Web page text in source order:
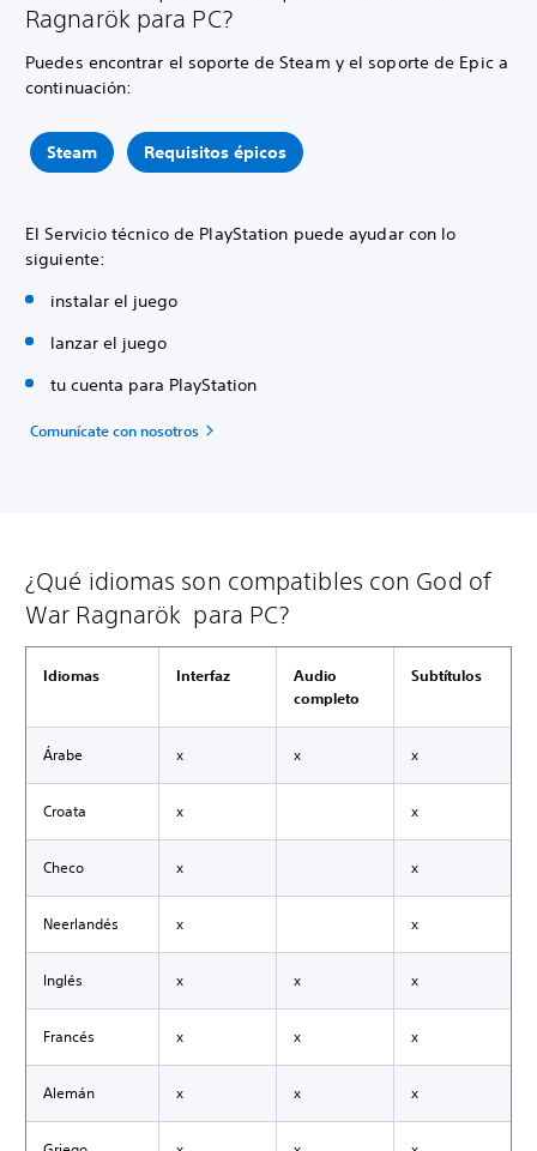
Ragnarök para PC?
Puedes encontrar el soporte de Steam y el soporte de Epic a
continuación:
Steam Requisitos épicos
El Servicio técnico de PlayStation puede ayudar con lo
siguiente:
instalar el juego
lanzar el juego
tu cuenta para PlayStation
Comunícate con nosotros
¿Qué idiomas son compatibles con God of
War Ragnarök para PC?
Idiomas Interfaz
Audio
completo
Subtítulos
Árabe x x x
Croata x x
Checo x x
Neerlandés x x
Inglés x x x
Francés x x x
Alemán x x x